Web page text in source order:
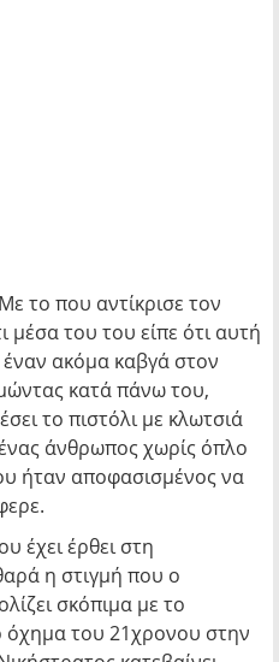
το που αντίκρισε τον
του του είπε ότι αυτή
ακόμα καβγά στον
κατά πάνω του,
το πιστόλι με κλωτσιά
άνθρωπος χωρίς όπλο
ήταν αποφασισμένος να
έχει έρθει στη
η στιγμή που ο
σκόπιμα με το
όχημα του 21χρονου στην